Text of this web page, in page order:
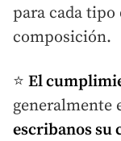
para cada tipo
composición.
⭐ El
generalmente
escribanos su